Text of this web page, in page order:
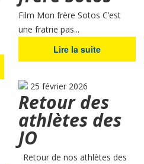
Film Mon frère Sotos C’est
une fratrie pas...
Lire la suite
25 février 2026
Retour des
athlètes des
JO
Retour de nos athlètes des